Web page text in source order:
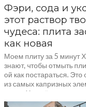
Фэри, сода и
этот раствор
чудеса: плита
как новая
Моем плиту за 5 минут
знают, чтобы отмыть
ой как постараться. Это
из самых капризных
кухни. На неё постоянно
то подлива, то валятся...